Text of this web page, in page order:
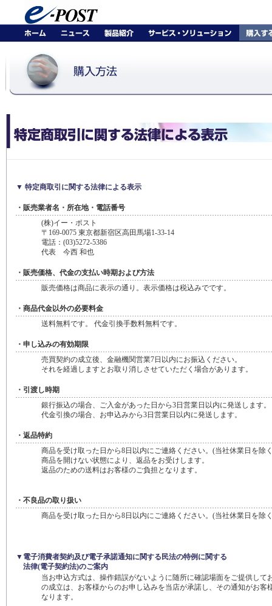
▼ 特定商取引に関する法律による表示
・販売業者名・所在地・電話番号
(株)イー・ポスト
〒169-0075 東京都新宿区高田馬場1-33-14
電話：(03)5272-5386
代表 今西 和也
・販売価格、代金の支払い時期および方法
販売価格は商品に表示の通り。表示価格は税込みでです。
・商品代金以外の必要料金
送料無料です。 代金引換手数料無料です。
・申し込みの有効期限
売買契約の成立後、金融機関営業7日以内にお振込ください。
それを経過しますとお取り消しさせていただく場合があります。
・引渡し時期
銀行振込の場合、ご入金があった日から3日営業日以内に発送します。
代金引換の場合、お申込みから3日営業日以内に発送します。
・返品特約
商品を受け取った日から8日以内にご連絡ください。(当社休業日を除
商品を開けない状態により、返品をお受けします。
返品のための送料はお客様のご負担となります。
・不良品の取り扱い
商品を受け取った日から8日以内にご連絡ください。(当社休業日を除
▼電子消費者契約及び電子承諾通知に関する民法の特例に関する
法律(電子契約法)のご案内
当お申込方式は、操作錯誤がないように随所に確認場面をご提供して
の成立は、お客様からのお申し込みを当店が承諾し、その通知がお客
なります。